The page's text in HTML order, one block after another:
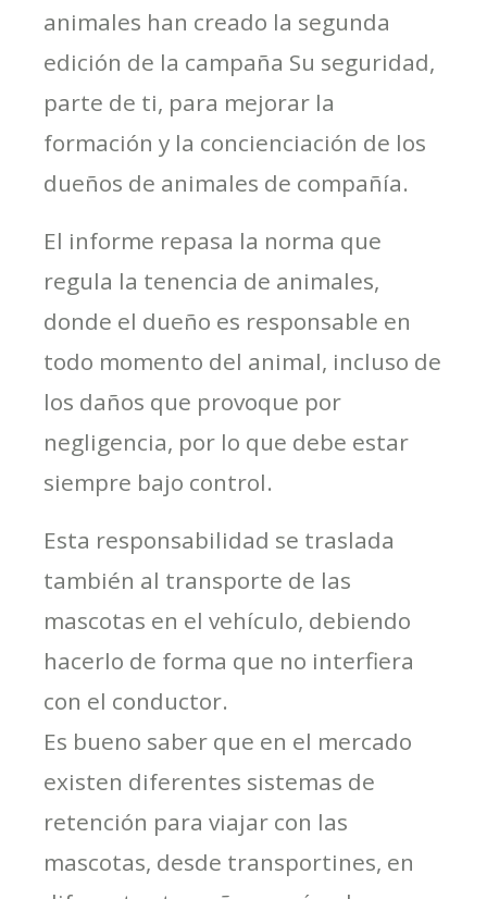
animales han creado la segunda
edición de la campaña Su seguridad,
parte de ti, para mejorar la
formación y la concienciación de los
dueños de animales de compañía.
El informe repasa la norma que
regula la tenencia de animales,
donde el dueño es responsable en
todo momento del animal, incluso de
los daños que provoque por
negligencia, por lo que debe estar
siempre bajo control.
Esta responsabilidad se traslada
también al transporte de las
mascotas en el vehículo, debiendo
hacerlo de forma que no interfiera
con el conductor.
Es bueno saber que en el mercado
existen diferentes sistemas de
retención para viajar con las
mascotas, desde transportines, en